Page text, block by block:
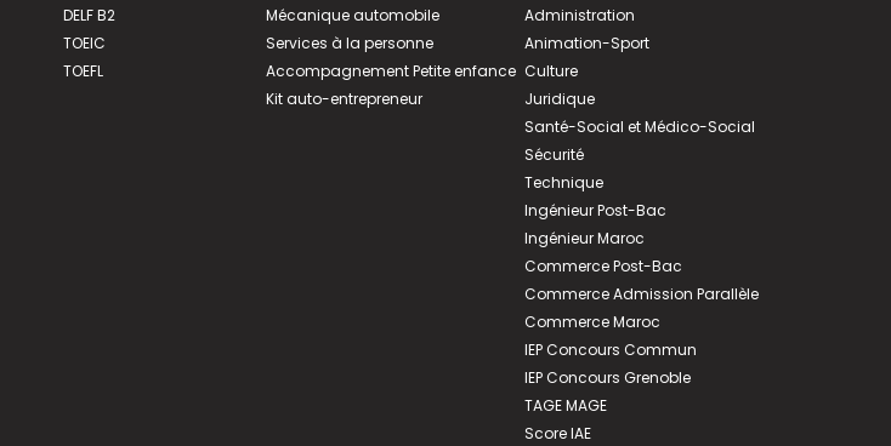
DELF B2
TOEIC
TOEFL
Mécanique automobile
Services à la personne
Accompagnement Petite enfance
Kit auto-entrepreneur
Administration
Animation-Sport
Culture
Juridique
Santé-Social et Médico-Social
Sécurité
Technique
Ingénieur Post-Bac
Ingénieur Maroc
Commerce Post-Bac
Commerce Admission Parallèle
Commerce Maroc
IEP Concours Commun
IEP Concours Grenoble
TAGE MAGE
Score IAE